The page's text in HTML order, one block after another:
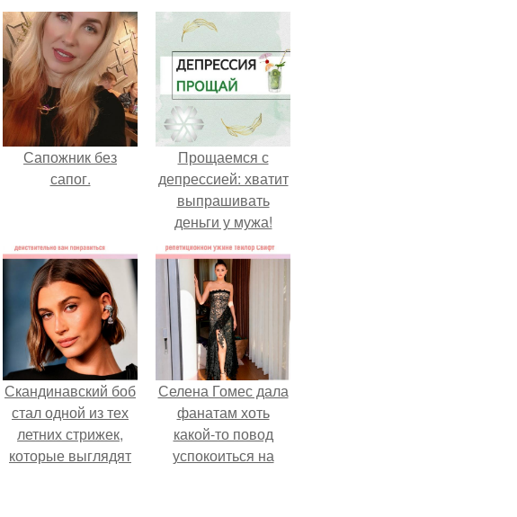
Сапожник без
сапог.
Прощаемся с
депрессией: хватит
выпрашивать
деньги у мужа!
Скандинавский боб
стал одной из тех
летних стрижек,
которые выглядят
Селена Гомес дала
фанатам хоть
какой-то повод
успокоиться на